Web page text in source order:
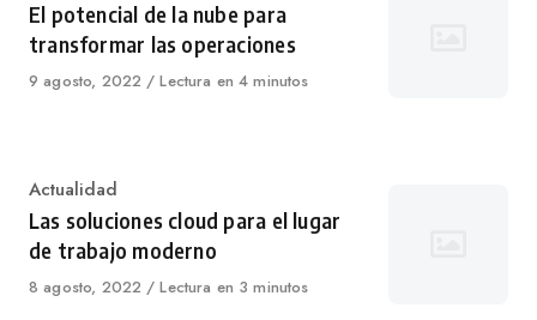
El potencial de la nube para
transformar las operaciones
Published
9 agosto, 2022 Lectura en 4 minutos
Category
Actualidad
Las soluciones cloud para el lugar
de trabajo moderno
Published
8 agosto, 2022 Lectura en 3 minutos